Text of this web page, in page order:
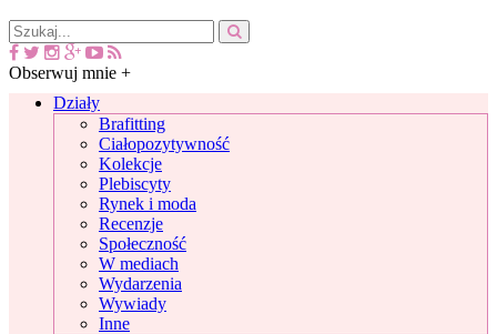
Obserwuj mnie +
Działy
Brafitting
Ciałopozytywność
Kolekcje
Plebiscyty
Rynek i moda
Recenzje
Społeczność
W mediach
Wydarzenia
Wywiady
Inne